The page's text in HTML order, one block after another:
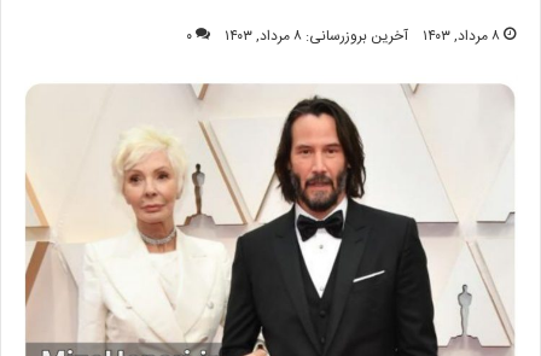
۸ مرداد, ۱۴۰۳ آخرین بروزرسانی: ۸ مرداد, ۱۴۰۳ ۰